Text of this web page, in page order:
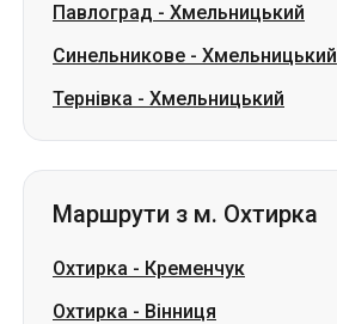
Павлоград - Хмельницький
Синельникове - Хмельницький
Тернівка - Хмельницький
Маршрути з м. Охтирка
Охтирка - Кременчук
Охтирка - Вінниця